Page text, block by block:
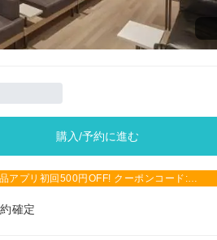
購入/予約に進む
アプリ初回500円OFF! クーポンコード:
確定